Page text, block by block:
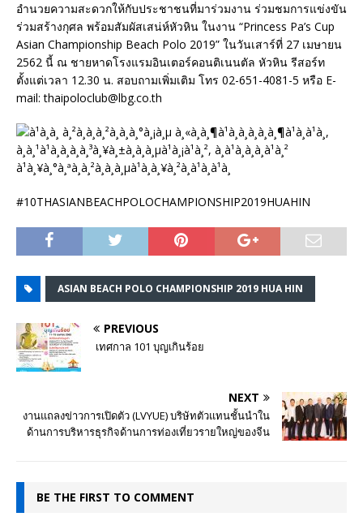
อำนวยความสะดวกให้กับประชาชนที่มาร่วมงาน ร่วมชมการแข่งขัน
ร่วมสร้างกุศล พร้อมสัมผัสเสน่ห์หัวหิน ในงาน “Princess Pa’s Cup
Asian Championship Beach Polo 2019” ในวันเสาร์ที่ 27 เมษายน
2562 นี้ ณ ชายหาดโรงแรมอินเตอร์คอนติเนนตัล หัวหิน รีสอร์ท
ตั้งแต่เวลา 12.30 น. สอบถามเพิ่มเติม โทร 02-651-4081-5 หรือ E-
mail: thaipoloclub@lbg.co.th
#10THASIANBEACHPOLOCHAMPIONSHIP2019HUAHIN
ASIAN BEACH POLO CHAMPIONSHIP 2019 HUA HIN
PREVIOUS
เทศกาล 101 บุญเกินร้อย
NEXT
งานแถลงข่าวการเปิดตัว (LVYUE) บริษัทตัวแทนชั้นนำใน
ด้านการบริหารธุรกิจด้านการท่องเที่ยวรายใหญ่ของจีน
BE THE FIRST TO COMMENT